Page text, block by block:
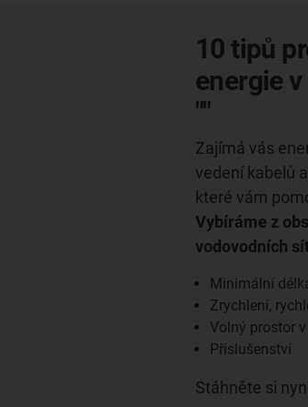
10 tipů
energie
""
Zajímá vás
vedení kabelů
které vám
Vybíráme z
vodovodních
Minimální
Zrychlení,
Volný prostor
Příslušenství
Stáhněte si